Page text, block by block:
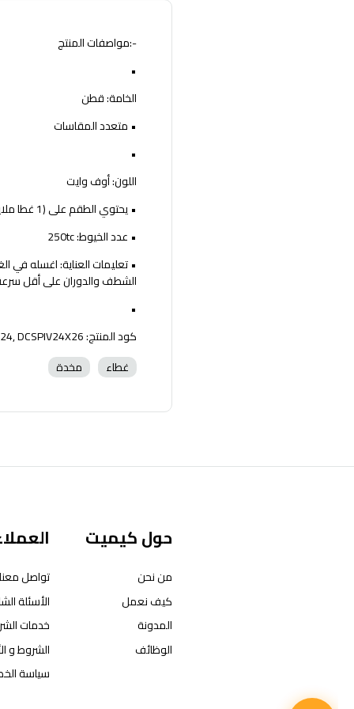
-:مواصفات المنتج
•
الخامة: قطن
• متعدد المقاسات
•
اللون: أوف وايت
• يحتوي الطقم على (1 غطا ملاية + 2 كيس وسادة)
• عدد الخيوط: 250tc
الشطف والدوران على أقل
•
كود المنتج: DCSPIV22X18, DCSPIV22X24, DCSPIV24X26.
غطاء
مخدة
حول كيميت
من نحن
كيف نعمل
المدونة
الوظائف
تواصل معنا
الأسئلة
خدمات
الشروط و
سياسة